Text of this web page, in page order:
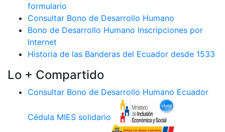
formulario
Consultar Bono de Desarrollo Humano
Bono de Desarrollo Humano Inscripciones por
Internet
Historia de las Banderas del Ecuador desde 1533
Lo + Compartido
Consultar Bono de Desarrollo Humano Ecuador
Cédula MIES solidario